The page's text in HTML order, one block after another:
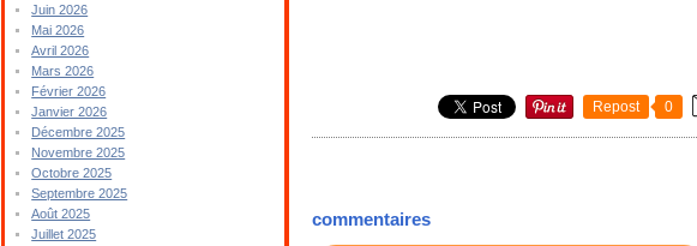
Juin 2026
Mai 2026
Avril 2026
Mars 2026
Février 2026
Janvier 2026
Décembre 2025
Novembre 2025
Octobre 2025
Septembre 2025
Août 2025
Juillet 2025
Repost 0
commentaires